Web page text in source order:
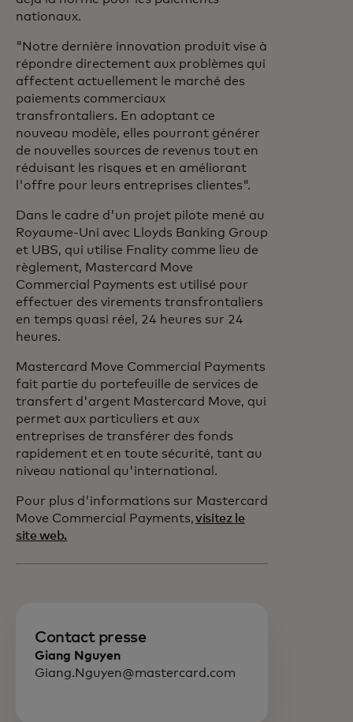
nationaux.
"Notre dernière innovation produit vise à
répondre directement aux problèmes qui
affectent actuellement le marché des
paiements commerciaux
transfrontaliers. En adoptant ce
nouveau modèle, elles pourront générer
de nouvelles sources de revenus tout en
réduisant les risques et en améliorant
l'offre pour leurs entreprises clientes".
Dans le cadre d'un projet pilote mené au
Royaume-Uni avec Lloyds Banking Group
et UBS, qui utilise Fnality comme lieu de
règlement, Mastercard Move
Commercial Payments est utilisé pour
effectuer des virements transfrontaliers
en temps quasi réel, 24 heures sur 24
heures.
Mastercard Move Commercial Payments
fait partie du portefeuille de services de
transfert d'argent Mastercard Move, qui
permet aux particuliers et aux
entreprises de transférer des fonds
rapidement et en toute sécurité, tant au
niveau national qu'international.
Pour plus d'informations sur Mastercard
Move Commercial Payments,visitez le
site web.
Contact presse
Giang Nguyen
Giang.Nguyen@mastercard.com